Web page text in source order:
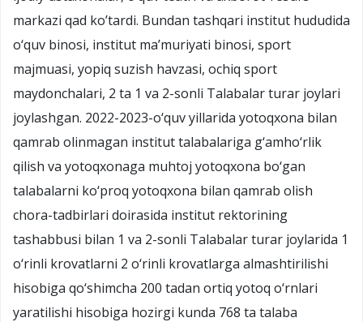
markazi qad ko’tardi. Bundan tashqari institut hududida
о‘quv binosi, institut ma’muriyati binosi, sport
majmuasi, yopiq suzish havzasi, ochiq sport
maydonchalari, 2 ta 1 va 2-sonli Talabalar turar joylari
joylashgan. 2022-2023-о‘quv yillarida yotoqxona bilan
qamrab olinmagan institut talabalariga g‘amho‘rlik
qilish va yotoqxonaga muhtoj yotoqxona bo‘gan
talabalarni ko‘proq yotoqxona bilan qamrab olish
chora-tadbirlari doirasida institut rektorining
tashabbusi bilan 1 va 2-sonli Talabalar turar joylarida 1
o‘rinli krovatlarni 2 o‘rinli krovatlarga almashtirilishi
hisobiga qo‘shimcha 200 tadan ortiq yotoq o‘rnlari
yaratilishi hisobiga hozirgi kunda 768 ta talaba